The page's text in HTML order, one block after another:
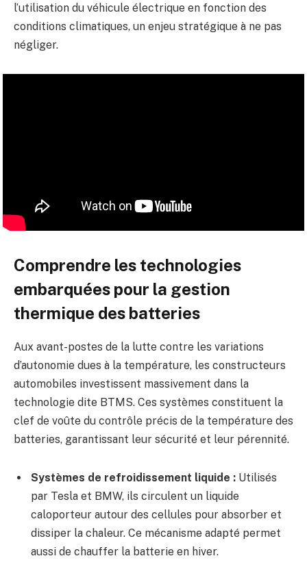
l’utilisation du véhicule électrique en fonction des
conditions climatiques, un enjeu stratégique à ne pas
négliger.
Comprendre les technologies
embarquées pour la gestion
thermique des batteries
Aux avant-postes de la lutte contre les variations
d’autonomie dues à la température, les constructeurs
automobiles investissent massivement dans la
technologie dite BTMS. Ces systèmes constituent la
clef de voûte du contrôle précis de la température des
batteries, garantissant leur sécurité et leur pérennité.
Systèmes de refroidissement liquide : Utilisés
par Tesla et BMW, ils circulent un liquide
caloporteur autour des cellules pour absorber et
dissiper la chaleur. Ce mécanisme adapté permet
aussi de chauffer la batterie en hiver.